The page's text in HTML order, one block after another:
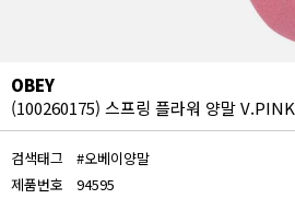
OBEY
(100260175) 스프링 플라워 양말 V.PINK
검색태그
#오베이양말
제품번호
94595